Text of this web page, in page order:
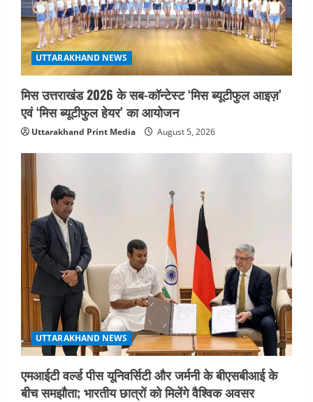
UTTARAKHAND NEWS
मिस उत्तराखंड 2026 के सब-कॉन्टेस्ट ‘मिस ब्यूटीफुल आइज़’
एवं ‘मिस ब्यूटीफुल हेयर’ का आयोजन
Uttarakhand Print Media August 5, 2026
UTTARAKHAND NEWS
एमआईटी वर्ल्ड पीस यूनिवर्सिटी और जर्मनी के बीएसबीआई के
बीच समझौता; भारतीय छात्रों को मिलेंगे वैश्विक अवसर